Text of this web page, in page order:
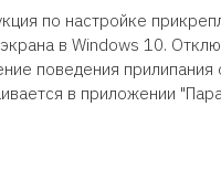
по настройке
в Windows 10.
поведения прилипания
в приложении